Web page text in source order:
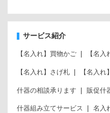
サービス紹介
【名入れ】買物かご 【名
【名入れ】さげ札 【名入れ
什器の相談承ります 販促什
什器組み立てサービス 名入